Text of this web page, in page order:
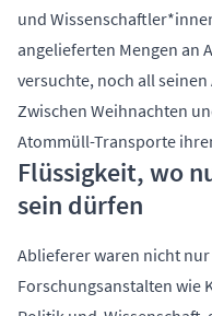
und
angelieferten Mengen an
versuchte, noch all
Zwischen Weihnachten
Atommüll-Transporte
Flüssigkeit, wo
sein dürfen
Ablieferer waren nicht
Forschungsanstalten wie